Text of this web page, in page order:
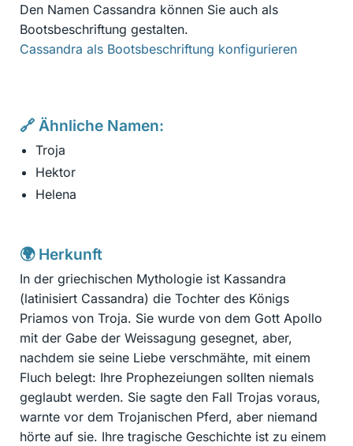
Den Namen Cassandra können Sie auch als
Bootsbeschriftung gestalten.
Cassandra als Bootsbeschriftung konfigurieren
🔗 Ähnliche Namen:
Troja
Hektor
Helena
🌍 Herkunft
In der griechischen Mythologie ist Kassandra
(latinisiert Cassandra) die Tochter des Königs
Priamos von Troja. Sie wurde von dem Gott Apollo
mit der Gabe der Weissagung gesegnet, aber,
nachdem sie seine Liebe verschmähte, mit einem
Fluch belegt: Ihre Prophezeiungen sollten niemals
geglaubt werden. Sie sagte den Fall Trojas voraus,
warnte vor dem Trojanischen Pferd, aber niemand
hörte auf sie. Ihre tragische Geschichte ist zu einem